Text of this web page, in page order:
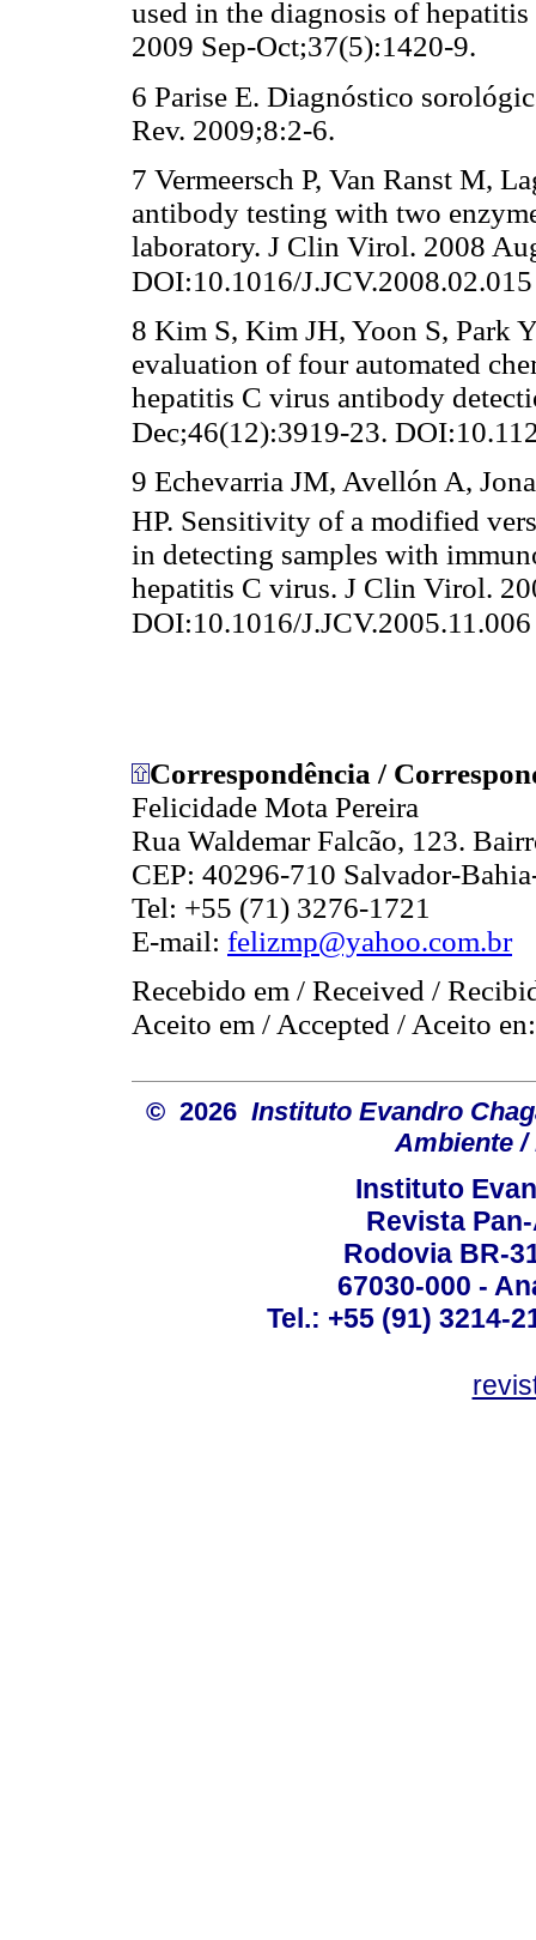
used in the diagnosis of
2009 Sep-Oct;37(5):1420-9.
6 Parise E. Diagnóstico
Rev. 2009;8:2-6.
7 Vermeersch P, Van Ranst M,
antibody testing with two
laboratory. J Clin Virol. 2008
DOI:10.1016/J.JCV.2008.02.015
8 Kim S, Kim JH, Yoon S, Park
evaluation of four automated
hepatitis C virus antibody
Dec;46(12):3919-23.
9 Echevarria JM, Avellón A,
HP. Sensitivity of a modified
in detecting samples with
hepatitis C virus. J Clin Virol.
DOI:10.1016/J.JCV.2005.11.006
Correspondência /
Felicidade Mota Pereira
Rua Waldemar Falcão, 123.
CEP: 40296-710 Salvador-
Tel: +55 (71) 3276-1721
E-mail: felizmp@yahoo.com.br
Recebido em / Received /
Aceito em / Accepted / Aceito
© 2026 Instituto Evandro
Ambiente /
Instituto
Revista
Rodovia BR-
67030-000 -
Tel.: +55 (91) 3214-